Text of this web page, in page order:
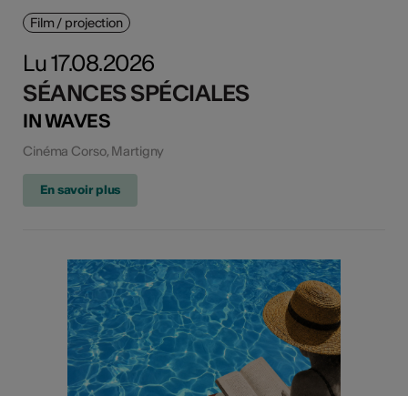
Film / projection
Lu 17.08.2026
SÉANCES SPÉCIALES
IN WAVES
Cinéma Corso, Martigny
En savoir plus